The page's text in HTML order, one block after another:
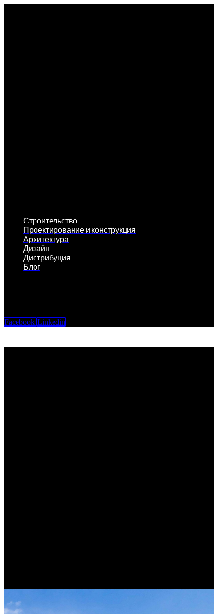
Строительство
Проектирование и конструкция
Архитектура
Дизайн
Дистрибуция
Блог
Facebook Linkedin